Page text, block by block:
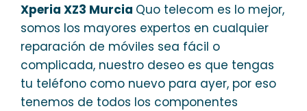
Xperia XZ3 Murcia Quo telecom es lo mejor,
somos los mayores expertos en cualquier
reparación de móviles sea fácil o
complicada, nuestro deseo es que tengas
tu teléfono como nuevo para ayer, por eso
tenemos de todos los componentes